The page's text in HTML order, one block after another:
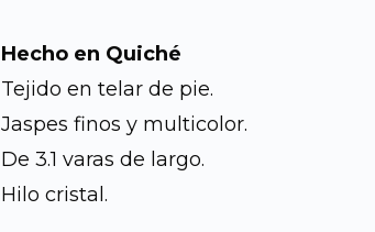
original
era:
Hecho en Quiché
Tejido en telar de pie.
Jaspes finos y multicolor.
De 3.1 varas de largo.
Hilo cristal.